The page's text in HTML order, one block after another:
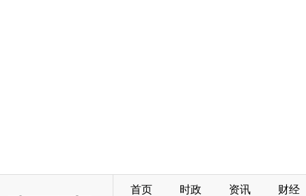
首页 时政 资讯 财经